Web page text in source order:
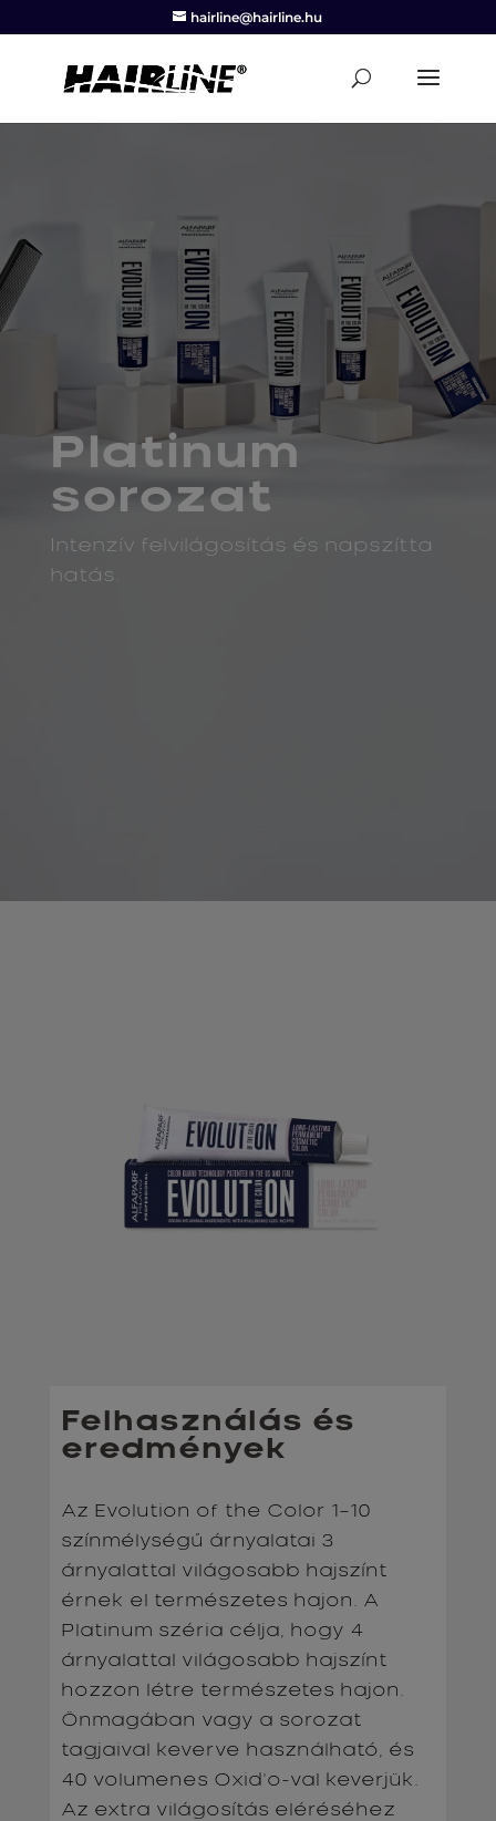
hairline@hairline.hu
Platinum
sorozat
Intenzív felvilágosítás és napszítta
hatás.
Felhasználás és
eredmények
Az Evolution of the Color 1–10
színmélységű árnyalatai 3
árnyalattal világosabb hajszínt
érnek el természetes hajon. A
Platinum széria célja, hogy 4
árnyalattal világosabb hajszínt
hozzon létre természetes hajon.
Önmagában vagy a sorozat
tagjaival keverve használható, és
40 volumenes Oxid’o-val keverjük.
Az extra világosítás eléréséhez